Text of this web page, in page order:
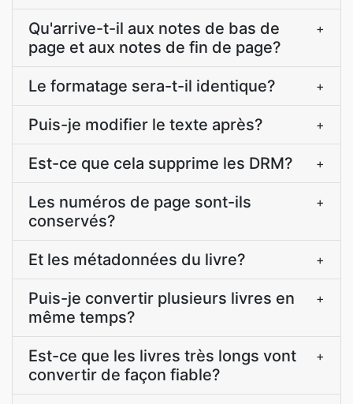
Qu'arrive-t-il aux notes de bas de
page et aux notes de fin de page?
+
Le formatage sera-t-il identique? +
Puis-je modifier le texte après? +
Est-ce que cela supprime les DRM? +
Les numéros de page sont-ils
conservés?
+
Et les métadonnées du livre? +
Puis-je convertir plusieurs livres en
même temps?
+
Est-ce que les livres très longs vont
convertir de façon fiable?
+